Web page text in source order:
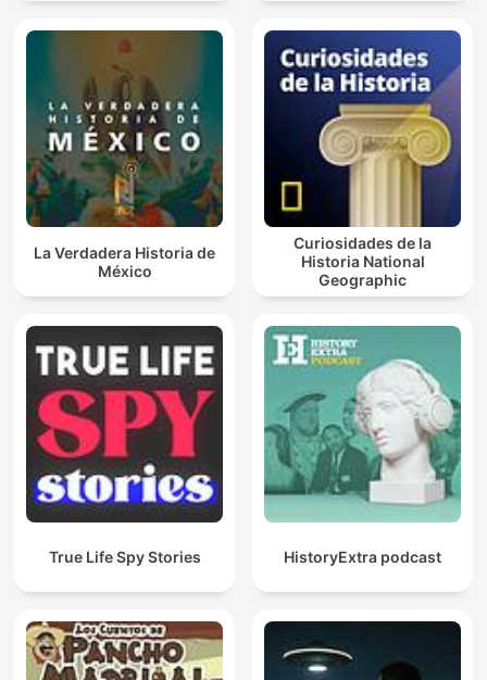
La Verdadera Historia de
México
Curiosidades de la
Historia National
Geographic
True Life Spy Stories HistoryExtra podcast